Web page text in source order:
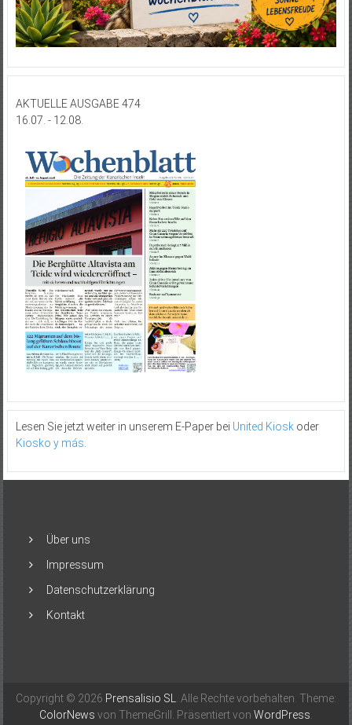
AKTUELLE AUSGABE 474
16.07. - 12.08.
Lesen Sie jetzt weiter in unserem E-Paper bei United Kioskoder
Kiosko y más.
Über uns
Impressum
Datenschutzerklärung
Kontakt
Copyright © 2026 Prensalisio SL. Alle Rechte vorbehalten. Theme:
ColorNews von ThemeGrill. Präsentiert von WordPress.